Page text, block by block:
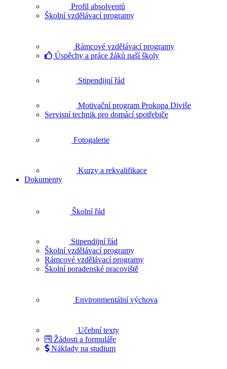
Profil absolventů
Školní vzdělávací programy
Rámcové vzdělávací programy
Úspěchy a práce žáků naší školy
Stipendijní řád
Motivační program Prokopa Diviše
Servisní technik pro domácí spotřebiče
Fotogalerie
Kurzy a rekvalifikace
Dokumenty
Školní řád
Stipendijní řád
Školní vzdělávací programy
Rámcové vzdělávací programy
Školní poradenské pracoviště
Environmentální výchova
Učební texty
Žádosti a formuláře
Náklady na studium